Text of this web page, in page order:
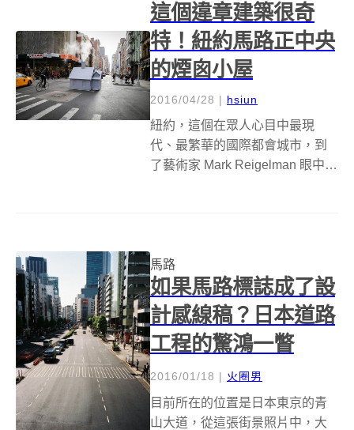
現都有點難呢！...
這個違章建築很奇
特！紐約馬路正中央
的煙囪小屋
2016/04/28 | hsiun
紐約，這個在眾人心目中最現
代、最繁華的國際都會城市，到
了藝術家 Mark Reigelman 眼中，
斷從煙囪冒出，是不...
馬路
如果馬路標誌成了設
計感線稿？日本道路
工程的驚鴻一瞥
2016/01/18 | 火圈男
目前所在的位置是日本東京的青
山大道，從這張街景照片中，大